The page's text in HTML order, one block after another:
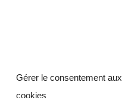
Gérer le consentement aux
cookies
la Verveine, 8